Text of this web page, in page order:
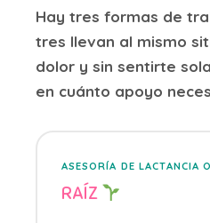
Hay tres formas de
tres llevan al mismo
dolor y sin sentirte
en cuánto apoyo
ASESORÍA DE LACTANCIA
RAÍZ